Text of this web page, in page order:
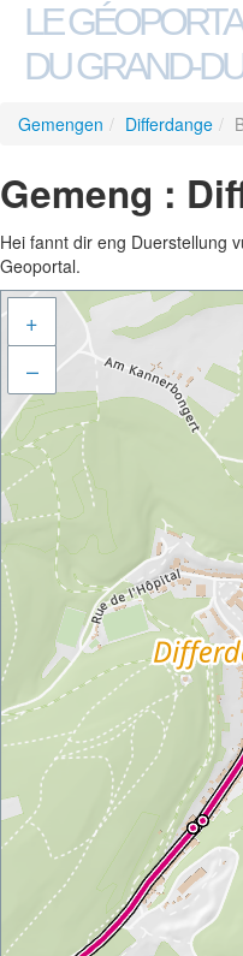
LE
DU GRAND-
Gemengen / Differdange /
Gemeng :
Hei fannt dir eng Duerstellung
Geoportal.
+
–